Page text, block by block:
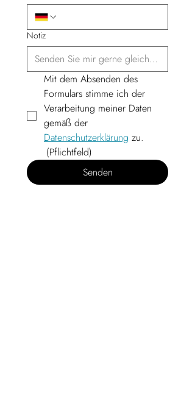
Notiz
Mit dem Absenden des
Formulars stimme ich der
Verarbeitung meiner Daten
Datenschutzerklärung zu.
(Pflichtfeld)
Senden